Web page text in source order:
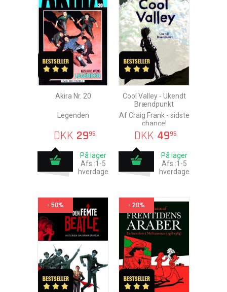
Akira Nr. 20
Legenden
DKK 2995
På lager
Afs.:1-5
hverdage
Cool Valley - Ukendt
Brændpunkt
Af Craig Frank - sidste
chance!
DKK 4995
På lager
Afs.:1-5
hverdage
- 50% - 20%